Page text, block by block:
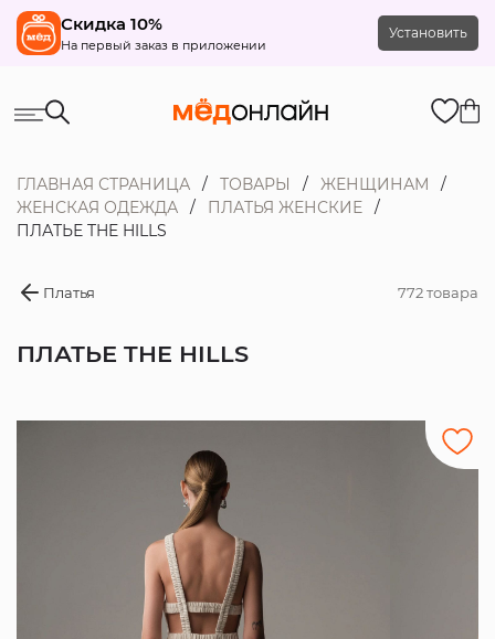
Скидка 10%
На первый заказ в приложении
Установить
ГЛАВНАЯ СТРАНИЦА ТОВАРЫ
ЖЕНЩИНАМ
ЖЕНСКАЯ ОДЕЖДА
ПЛАТЬЯ ЖЕНСКИЕ
ПЛАТЬЕ THE HILLS
Платья 772 товара
ПЛАТЬЕ THE HILLS